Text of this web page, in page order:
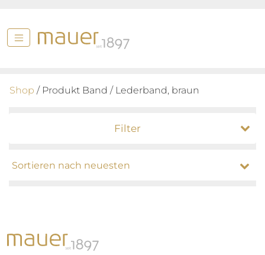
Shop / Produkt Band / Lederband, braun
Filter